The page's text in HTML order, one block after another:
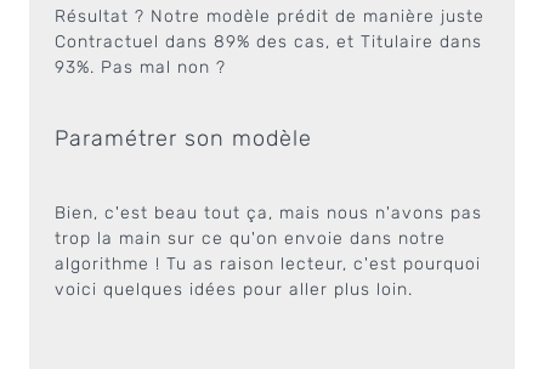
Résultat ? Notre modèle prédit de manière juste
Contractuel dans 89% des cas, et Titulaire dans
93%. Pas mal non ?
Paramétrer son modèle
Bien, c'est beau tout ça, mais nous n'avons pas
trop la main sur ce qu'on envoie dans notre
algorithme ! Tu as raison lecteur, c'est pourquoi
voici quelques idées pour aller plus loin.